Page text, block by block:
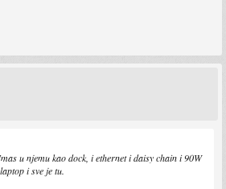
u njemu kao dock, i ethernet i daisy chain i 90W
i sve je tu.